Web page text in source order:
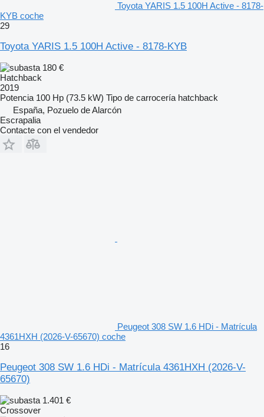
Toyota YARIS 1.5 100H Active - 8178-
KYB coche
29
Toyota YARIS 1.5 100H Active - 8178-KYB
180 €
Hatchback
2019
Potencia 100 Hp (73.5 kW) Tipo de carrocería hatchback
España, Pozuelo de Alarcón
Escrapalia
Contacte con el vendedor
Peugeot 308 SW 1.6 HDi - Matrícula
4361HXH (2026-V-65670) coche
16
Peugeot 308 SW 1.6 HDi - Matrícula 4361HXH (2026-V-
65670)
1.401 €
Crossover